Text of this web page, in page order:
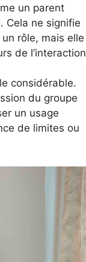
un parent
Cela ne signifie
rôle, mais elle
de l’interaction
considérable.
du groupe
un usage
de limites ou